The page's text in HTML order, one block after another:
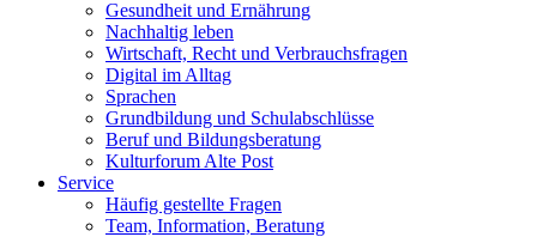
Gesundheit und Ernährung
Nachhaltig leben
Wirtschaft, Recht und Verbrauchsfragen
Digital im Alltag
Sprachen
Grundbildung und Schulabschlüsse
Beruf und Bildungsberatung
Kulturforum Alte Post
Service
Häufig gestellte Fragen
Team, Information, Beratung